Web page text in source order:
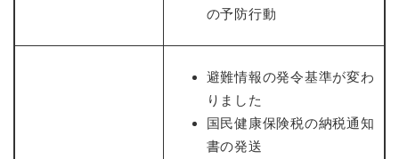
の予防行動
避難情報の発令基準が変わ
りました
国民健康保険税の納税通知
書の発送